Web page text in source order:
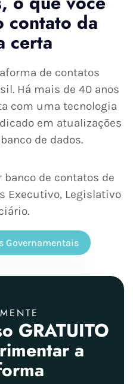
contato da
certa
de contatos
Há mais de 40 anos
com uma tecnologia
em atualizações
de dados.
banco de contatos de
Executivo, Legislativo
.
Governamentais
GRATUITO
a